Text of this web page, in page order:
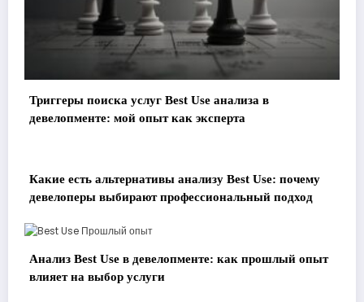
Триггеры поиска услуг Best Use анализа в
девелопменте: мой опыт как эксперта
Какие есть альтернативы анализу Best Use: почему
девелоперы выбирают профессиональный подход
Анализ Best Use в девелопменте: как прошлый опыт
влияет на выбор услуги